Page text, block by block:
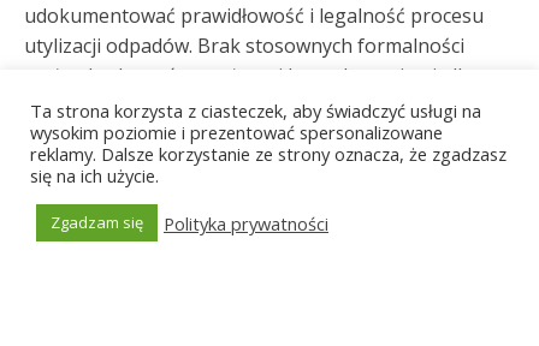
udokumentować prawidłowość i legalność procesu
utylizacji odpadów. Brak stosownych formalności
może skutkować poważnymi konsekwencjami, dlatego
warto się nimi zainteresować. W pierwszej kolejności
zalecamy sprawdzenie, czy Ustawa z 14 grudnia 2012
roku nakłada na Ciebie obowiązek składania
sprawozdań w Bazie Danych Odpadowych (BDO)
dotyczących ilości produkowanych odpadów.
Ta strona korzysta z ciasteczek, aby świadczyć usługi na
wysokim poziomie i prezentować spersonalizowane
reklamy. Dalsze korzystanie ze strony oznacza, że zgadzasz
się na ich użycie.
Zgadzam się Polityka prywatności